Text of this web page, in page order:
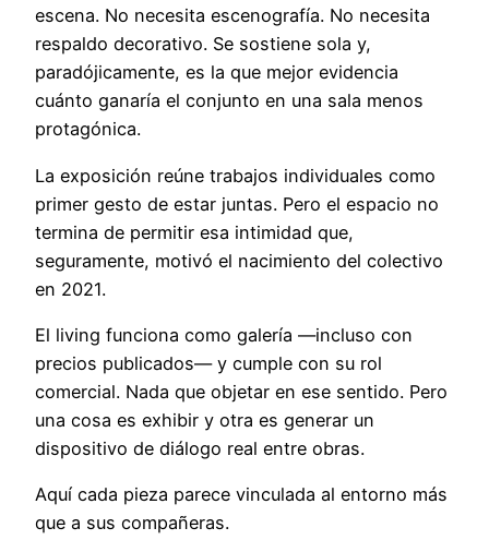
escena. No necesita escenografía. No necesita
respaldo decorativo. Se sostiene sola y,
paradójicamente, es la que mejor evidencia
cuánto ganaría el conjunto en una sala menos
protagónica.
La exposición reúne trabajos individuales como
primer gesto de estar juntas. Pero el espacio no
termina de permitir esa intimidad que,
seguramente, motivó el nacimiento del colectivo
en 2021.
El living funciona como galería —incluso con
precios publicados— y cumple con su rol
comercial. Nada que objetar en ese sentido. Pero
una cosa es exhibir y otra es generar un
dispositivo de diálogo real entre obras.
Aquí cada pieza parece vinculada al entorno más
que a sus compañeras.